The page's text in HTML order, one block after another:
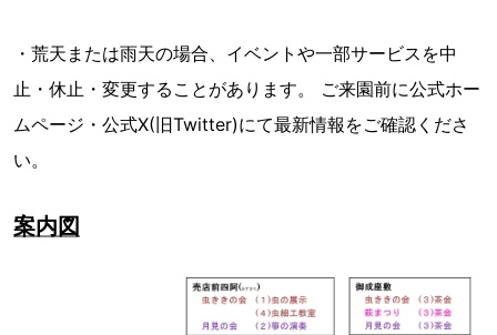
・荒天または雨天の場合、イベントや一部サービスを中
止・休止・変更することがあります。 ご来園前に公式ホー
ムページ・公式X(旧Twitter)にて最新情報をご確認くださ
い。
案内図